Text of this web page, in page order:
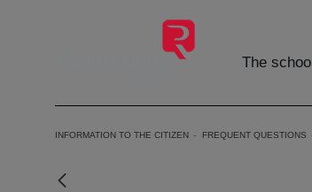
The school
INFORMATION TO THE CITIZEN FREQUENT QUESTIONS